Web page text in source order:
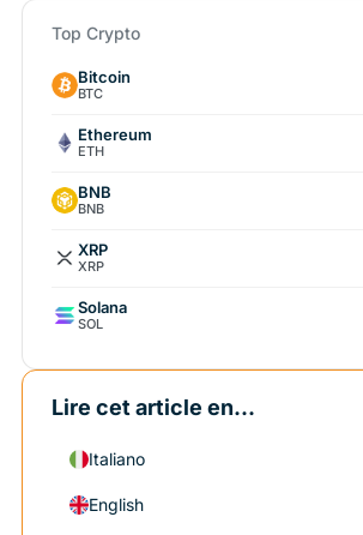
Top Crypto
Bitcoin
BTC
Ethereum
ETH
BNB
BNB
XRP
XRP
Solana
SOL
Lire cet article en...
Italiano
English